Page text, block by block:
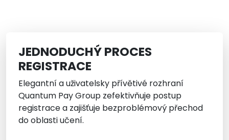
JEDNODUCHÝ PROCES
REGISTRACE
Elegantní a uživatelsky přívětivé rozhraní
Quantum Pay Group zefektivňuje postup
registrace a zajišťuje bezproblémový přechod
do oblasti učení.